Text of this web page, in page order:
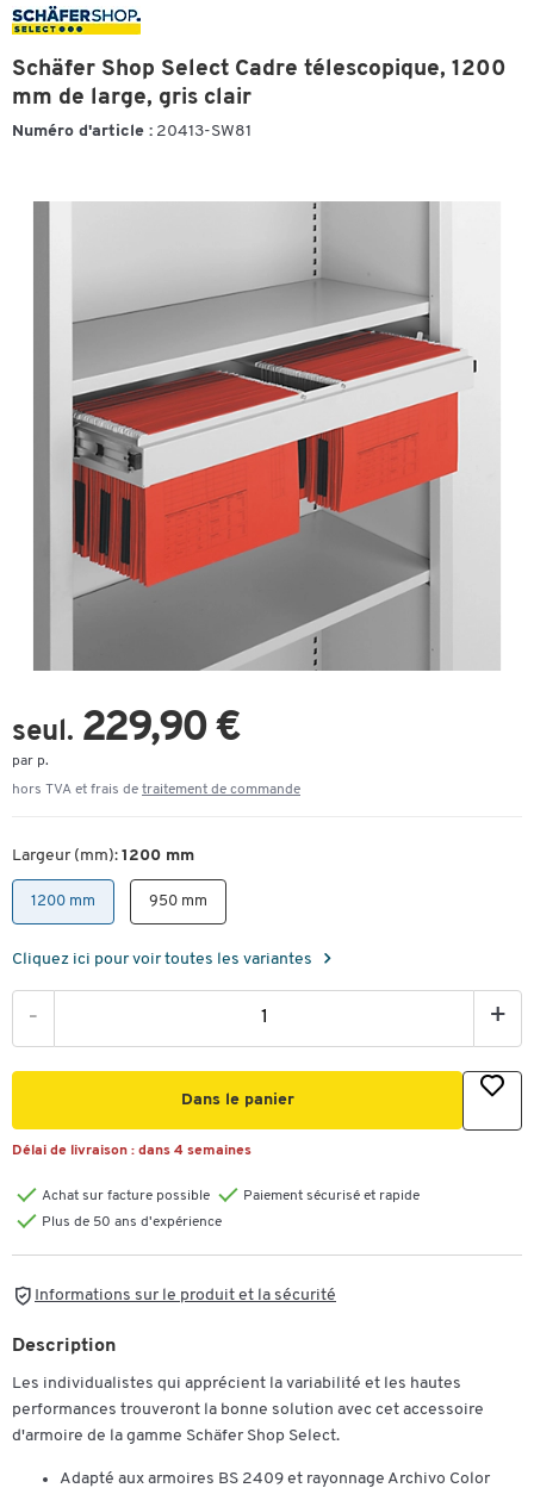
Schäfer Shop Select Cadre télescopique, 1200
mm de large, gris clair
Numéro d'article : 20413-SW81
seul. 229,90 €
par p.
hors TVA et frais de traitement de commande
Largeur (mm): 1200 mm
1200 mm 950 mm
Cliquez ici pour voir toutes les variantes
- +
Dans le panier
Délai de livraison : dans 4 semaines
Achat sur facture possible
Paiement sécurisé et rapide
Plus de 50 ans d'expérience
Informations sur le produit et la sécurité
Description
Les individualistes qui apprécient la variabilité et les hautes
performances trouveront la bonne solution avec cet accessoire
d'armoire de la gamme Schäfer Shop Select.
Adapté aux armoires BS 2409 et rayonnage Archivo Color